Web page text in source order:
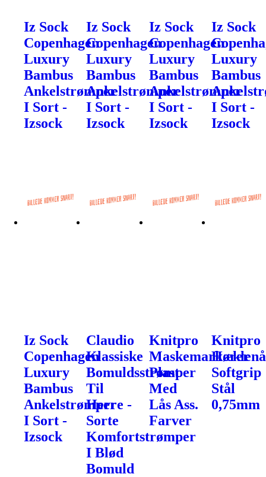
Iz Sock
Copenhagen
Luxury
Bambus
Ankelstrømper
I Sort -
Izsock
Iz Sock
Copenhagen
Luxury
Bambus
Ankelstrømper
I Sort -
Izsock
Iz Sock
Copenhagen
Luxury
Bambus
Ankelstrømper
I Sort -
Izsock
Iz Sock
Luxury
Bambus
I Sort -
Izsock
Iz Sock
Copenhagen
Luxury
Bambus
Ankelstrømper
I Sort -
Izsock
Claudio
Klassiske
Bomuldsstrømper
Til
Herre -
Sorte
Komfortstrømper
I Blød
Bomuld
Knitpro
Maskemarkører
Plast
Med
Lås Ass.
Farver
Knitpro
Softgrip
Stål
0,75mm